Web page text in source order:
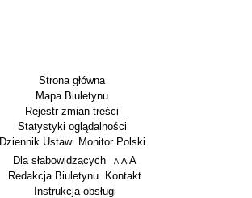
Strona główna
Mapa Biuletynu
Rejestr zmian treści
Statystyki oglądalności
Dziennik Ustaw
Monitor Polski
Menu dodatkowe
Dla słabowidzących A pomniejsz czcionkę
A standardowy rozmiar czcionki
A
Redakcja Biuletynu
Kontakt
Instrukcja obsługi